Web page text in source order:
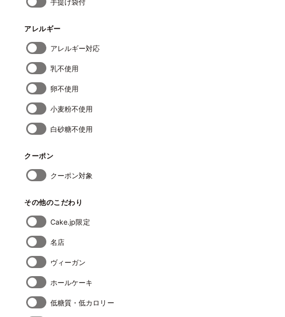
アレルギー
アレルギー対応
乳不使用
卵不使用
小麦粉不使用
白砂糖不使用
クーポン
クーポン対象
その他のこだわり
Cake.jp限定
名店
ヴィーガン
ホールケーキ
低糖質・低カロリー